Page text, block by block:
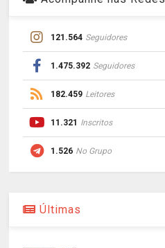
121.564 Seguidores
1.475.392 Seguidores
182.459 Leitores
11.321 Inscritos
1.526 No Grupo
Últimas